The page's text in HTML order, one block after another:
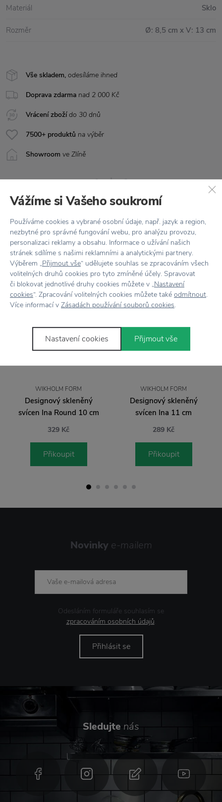
Vše skladem, odesíláme ihned
Doprava zdarma nad 2 000 Kč
Vrácení zbožído 30 dnů
7500+ produktů na výběr
Showroom ve Zlíně
Materiál Sklo
Rozměr Ø: 8,5 cm x V: 13 cm
Stojí za pozornost
WIKHOLM FORM
Designový skleněný
svícen Ina Round 10 cm
329 Kč
Přikoupit
WIKHOLM FORM
Designový skleněný
svícen Ina 11 cm
289 Kč
Přikoupit
Novinky e-mailem
Odesláním formuláře souhlasím se
zpracováním osobních údajů.
Přihlásit se
Sledujte nás
Vážíme si Vašeho soukromí
Používáme cookies a vybrané osobní údaje, např. jazyk a region,
nezbytné pro správné fungování webu, pro analýzu provozu,
personalizaci reklamy a obsahu. Informace o užívání našich
stránek sdílíme s našimi reklamními a analytickými partnery.
Výběrem „Přijmout vše“ udělujete souhlas se zpracováním všech
volitelných druhů cookies pro tyto zmíněné účely. Spravovat
či blokovat jednotlivé druhy cookies můžete v „Nastavení
cookies“. Zpracování volitelných cookies můžete také odmítnout.
Více informací v Zásadách používání souborů cookies.
Nastavení cookies Přijmout vše